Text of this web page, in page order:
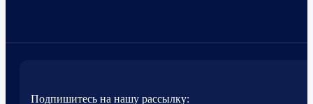
Подпишитесь на нашу рассылку: